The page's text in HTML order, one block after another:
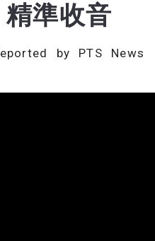
準收音
by PTS News